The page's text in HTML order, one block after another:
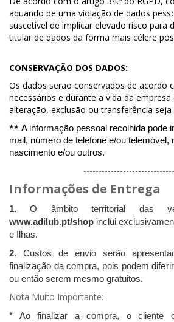
aquando de uma violação de dados
suscetível de implicar elevado risco para
titular de dados da forma mais célere
CONSERVAÇÃO DOS DADOS:
Os dados serão conservados de acordo
necessários e durante a vida da
alteração, exclusão ou transferência seja
** A informação pessoal recolhida pode
mail, número de telefone e/ou telemóvel,
nascimento e/ou outros.
Informações de Entrega
1.O âmbito territorial das
www.adilub.pt/shop inclui
e Ilhas.
2. Custos de envio serão
finalização da compra, pois podem
ou então serem mesmo gratuitos.
Nota Muito Importante:
* Ao finalizar a compra, o cliente